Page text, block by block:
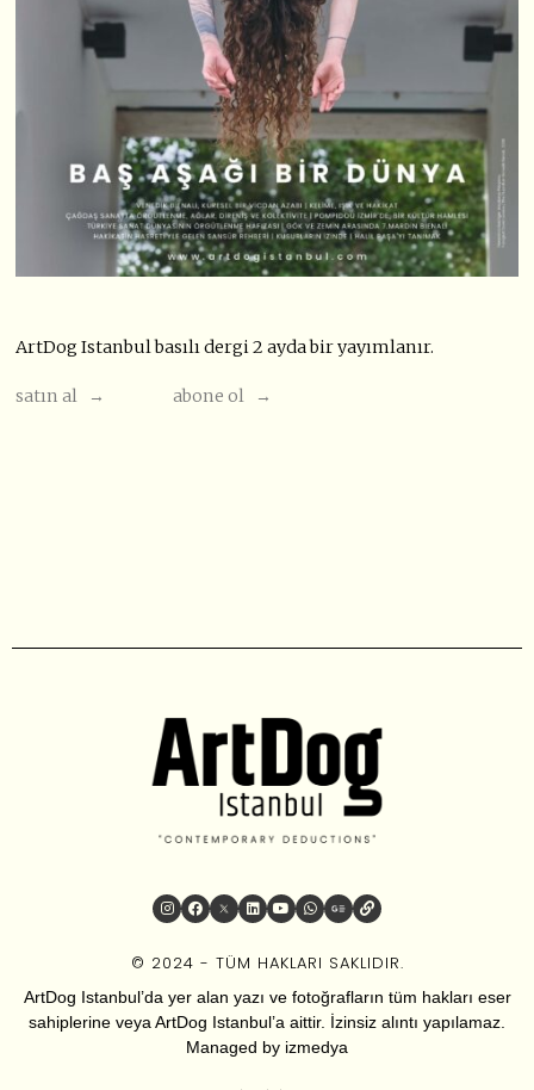
ArtDog Istanbul basılı dergi 2 ayda bir yayımlanır.
satın al → abone ol →
© 2024 - TÜM HAKLARI SAKLIDIR.
ArtDog Istanbul’da yer alan yazı ve fotoğrafların tüm hakları eser
sahiplerine veya ArtDog Istanbul’a aittir. İzinsiz alıntı yapılamaz.
Managed by izmedya